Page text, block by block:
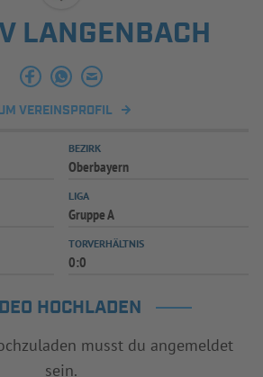
SPIELPLUS
LANGENBACH
VEREINSPROFIL
BEZIRK
Oberbayern
LIGA
Gruppe A
TORVERHÄLTNIS
0:0
HOCHLADEN
musst du angemeldet
sein.